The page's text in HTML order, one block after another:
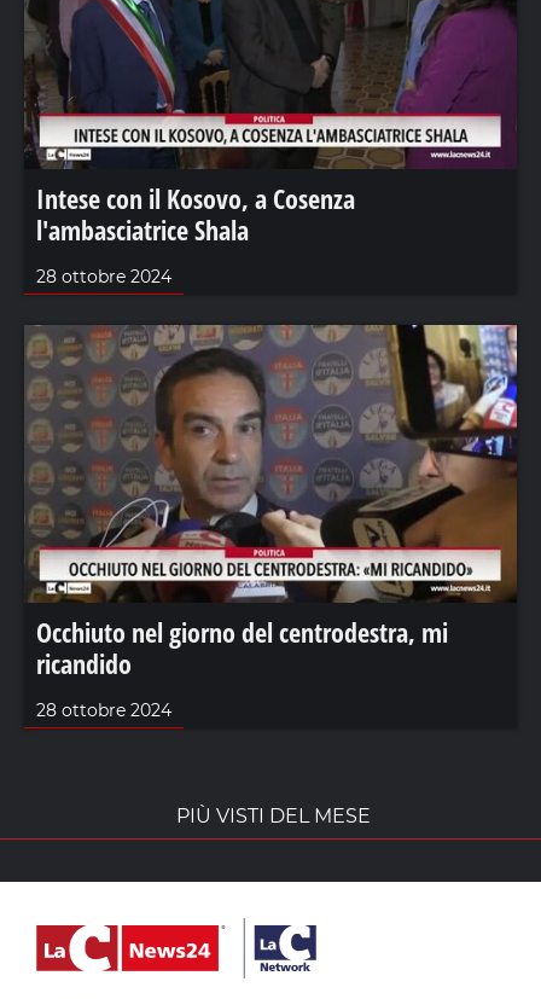
Intese con il Kosovo, a Cosenza
l'ambasciatrice Shala
28 ottobre 2024
Occhiuto nel giorno del centrodestra, mi
ricandido
28 ottobre 2024
PIÙ VISTI DEL MESE